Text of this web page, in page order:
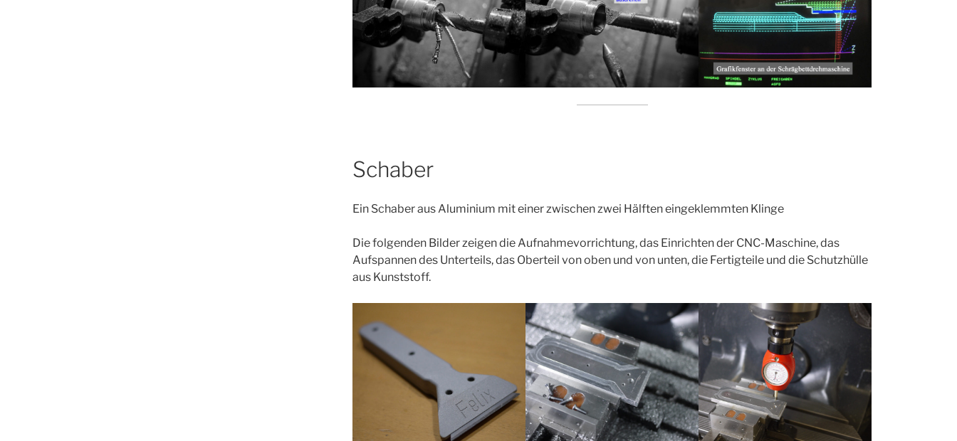
Schaber
Ein Schaber aus Aluminium mit einer zwischen zwei Hälften eingeklemmten Klinge
Die folgenden Bilder zeigen die Aufnahmevorrichtung, das Einrichten der CNC-Maschine, das
Aufspannen des Unterteils, das Oberteil von oben und von unten, die Fertigteile und die Schutzhülle
aus Kunststoff.